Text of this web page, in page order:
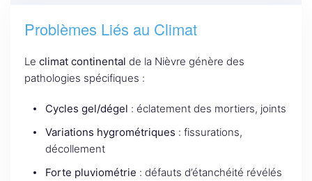
Problèmes Liés au Climat
Le climat continental de la Nièvre génère des
pathologies spécifiques :
Cycles gel/dégel : éclatement des mortiers, joints
Variations hygrométriques : fissurations,
décollement
Forte pluviométrie : défauts d’étanchéité révélés